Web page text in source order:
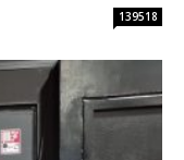
139518